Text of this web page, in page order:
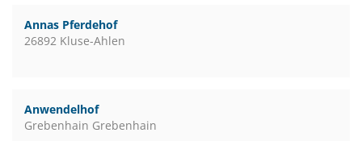
Annas Pferdehof
26892 Kluse-Ahlen
Anwendelhof
Grebenhain Grebenhain